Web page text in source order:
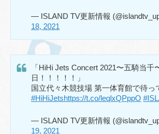
— ISLAND TV更新情報
18, 2021
「HiHi Jets Concert 2021〜五騎当千
日！！！！！」
国立代々木競技場 第一体育館で待っ
#HiHiJetshttps://t.co/leqlxQPppO
— ISLAND TV更新情報
19, 2021